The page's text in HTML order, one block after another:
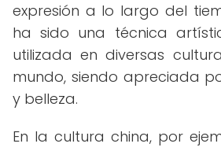
expresión a lo largo del
ha sido una técnica
utilizada en diversas
mundo, siendo apreciada
y belleza.
En la cultura china, por